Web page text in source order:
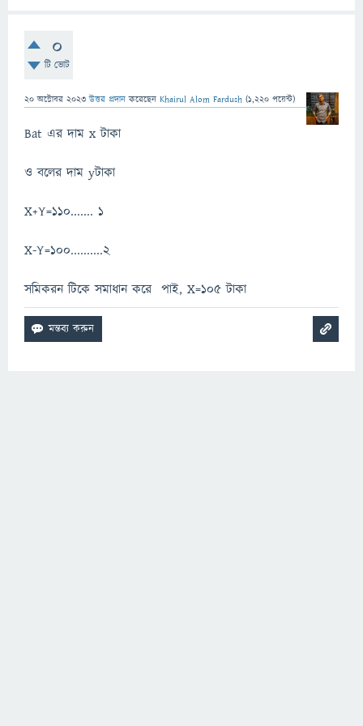
0
টি ভোট
20 অক্টোবর 2023 উত্তর প্রদান করেছেন Khairul Alom Fardush (1,220 পয়েন্ট)
Bat এর দাম x টাকা
ও বলের দাম yটাকা
X+Y=110....... 1
X-Y=100..........2
সমিকরন টিকে সমাধান করে পাই, X=105 টাকা